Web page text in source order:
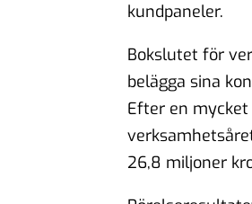
kundpaneler.
Bokslutet för
belägga sina
Efter en
26,8 miljoner